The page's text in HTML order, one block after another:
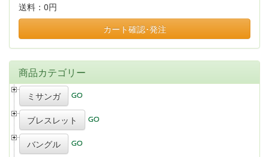
送料： 0円
カート確認･発注
商品カテゴリー
ミサンガ
ブレスレット
バングル